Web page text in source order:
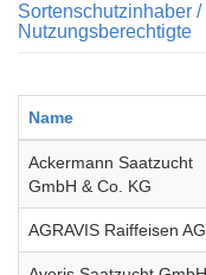
Sortenschutzinhaber
Nutzungsberechtigte
Name
Ackermann Saatzucht
GmbH & Co. KG
AGRAVIS Raiffeisen AG